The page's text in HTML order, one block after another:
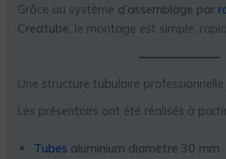
Grâce au système d’assemblage par
Creatube , le montage est simple,
Une structure tubulaire
Les présentoirs ont été réalisés à
Tubes aluminium diamètre 30 mm